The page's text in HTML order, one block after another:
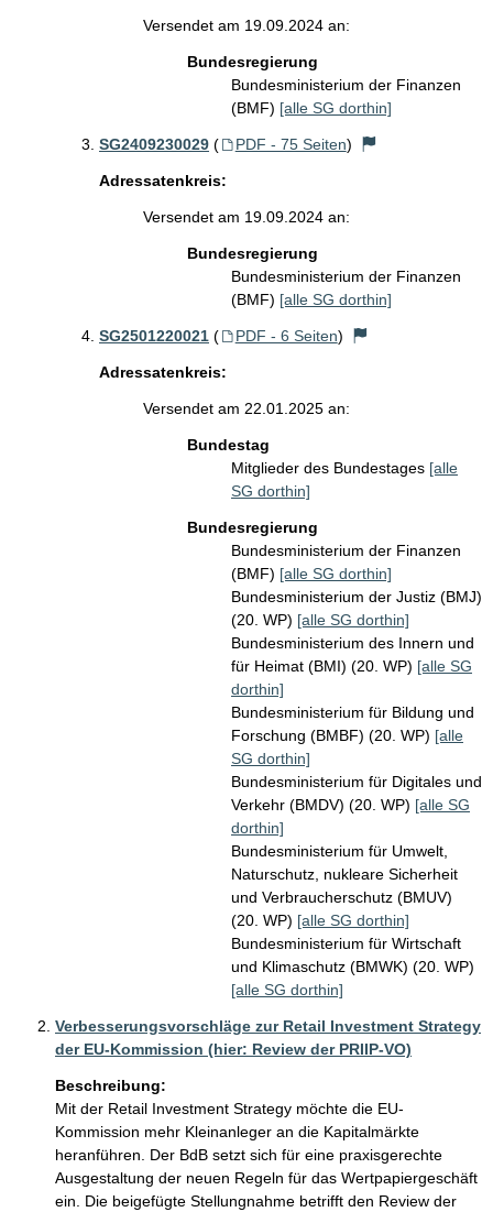
Versendet am 19.09.2024 an:
Bundesregierung
Bundesministerium der Finanzen
(BMF) [alle SG dorthin]
SG2409230029 ( PDF - 75 Seiten)
Adressatenkreis:
Versendet am 19.09.2024 an:
Bundesregierung
Bundesministerium der Finanzen
(BMF) [alle SG dorthin]
SG2501220021 ( PDF - 6 Seiten)
Adressatenkreis:
Versendet am 22.01.2025 an:
Bundestag
Mitglieder des Bundestages [alle
SG dorthin]
Bundesregierung
Bundesministerium der Finanzen
(BMF) [alle SG dorthin]
Bundesministerium der Justiz (BMJ)
(20. WP) [alle SG dorthin]
Bundesministerium des Innern und
für Heimat (BMI) (20. WP) [alle SG
dorthin]
Bundesministerium für Bildung und
Forschung (BMBF) (20. WP) [alle
SG dorthin]
Bundesministerium für Digitales und
Verkehr (BMDV) (20. WP) [alle SG
dorthin]
Bundesministerium für Umwelt,
Naturschutz, nukleare Sicherheit
und Verbraucherschutz (BMUV)
(20. WP) [alle SG dorthin]
Bundesministerium für Wirtschaft
und Klimaschutz (BMWK) (20. WP)
[alle SG dorthin]
Verbesserungsvorschläge zur Retail Investment Strategy
der EU-Kommission (hier: Review der PRIIP-VO)
Beschreibung:
Mit der Retail Investment Strategy möchte die EU-
Kommission mehr Kleinanleger an die Kapitalmärkte
heranführen. Der BdB setzt sich für eine praxisgerechte
Ausgestaltung der neuen Regeln für das Wertpapiergeschäft
ein. Die beigefügte Stellungnahme betrifft den Review der